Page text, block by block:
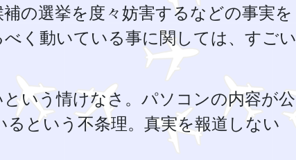
の選挙を度々妨害するなどの事実を
く動いている事に関しては、すごい
いう情けなさ。パソコンの内容が公
という不条理。真実を報道しない